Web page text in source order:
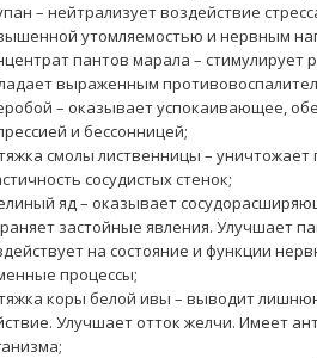
– нейтрализует воздействие
утомляемостью и нервным
пантов марала – стимулирует
выраженным
– оказывает успокаивающее,
и бессонницей;
смолы лиственницы –
сосудистых стенок;
яд – оказывает
застойные явления. Улучшает
на состояние и функции
процессы;
коры белой ивы – выводит
Улучшает отток желчи. Имеет